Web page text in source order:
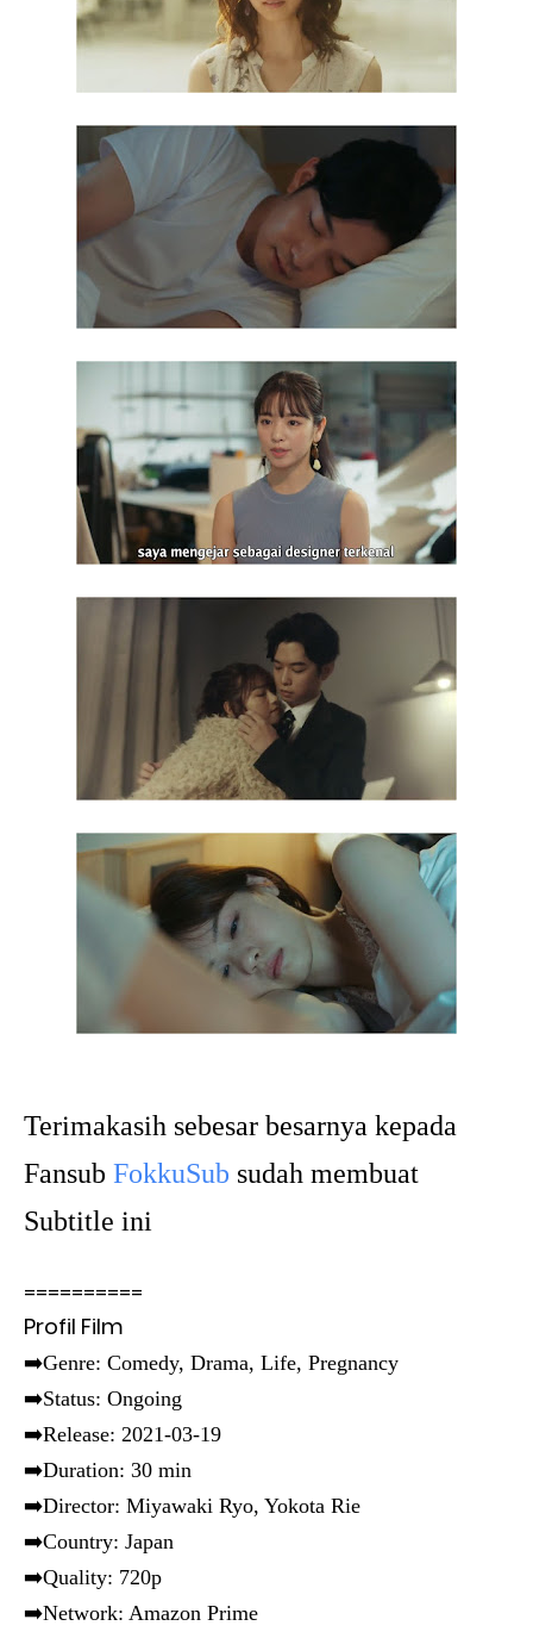
Terimakasih sebesar besarnya kepada
Fansub FokkuSub sudah membuat
Subtitle ini
==========
Profil Film
➡️Genre: Comedy, Drama, Life, Pregnancy
➡️Status: Ongoing
➡️Release: 2021-03-19
➡️Duration: 30 min
➡️Director: Miyawaki Ryo, Yokota Rie
➡️Country: Japan
➡️Quality: 720p
➡️Network: Amazon Prime